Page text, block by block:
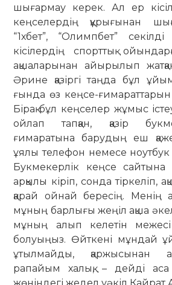
шығармау керек. Ал ер
кеңселердің құрығынан
“1хбет”, “Олимпбет”
кісілердің спорттық
ақшаларынан айырылып
Әрине қазіргі таңда бұл
ғында өз кеңсе-ғимараттарын
Бірақ бұл кеңселер жұмыс
ойлап тапқан, қазір
ғимаратына барудың еш
ұялы телефон немесе ноут­бук
Букмекерлік кеңсе сайтына
арқылы кіріп, сонда тіркеліп,
қарай ойнай бересің. Менің
мұның барлығы жеңіл ақша
мұның алып келетін межесі
болуыңыз. Өйткені мұндай
ұтыл­­майды, қаржысынан
рапайым халық, – дейді